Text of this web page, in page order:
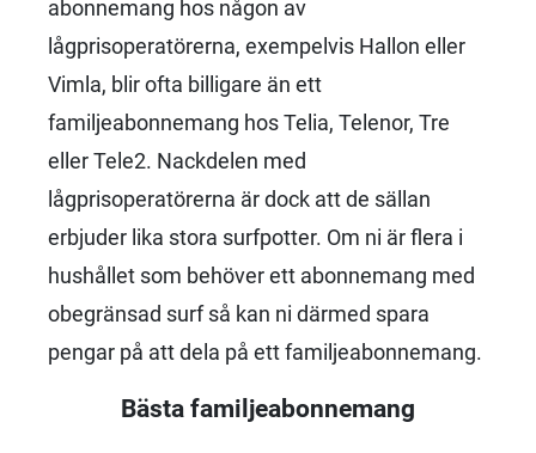
abonnemang hos någon av
lågprisoperatörerna, exempelvis Hallon eller
Vimla, blir ofta billigare än ett
familjeabonnemang hos Telia, Telenor, Tre
eller Tele2. Nackdelen med
lågprisoperatörerna är dock att de sällan
erbjuder lika stora surfpotter. Om ni är flera i
hushållet som behöver ett abonnemang med
obegränsad surf så kan ni därmed spara
pengar på att dela på ett familjeabonnemang.
Bästa familjeabonnemang